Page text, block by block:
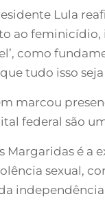
Lula
ao feminicídio,
como
tudo isso
marcou
federal são
Margaridas é
sexual,